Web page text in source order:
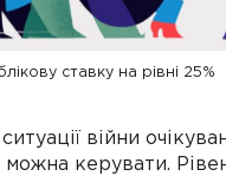
ставку на рівні 25%
ситуації війни
керувати.